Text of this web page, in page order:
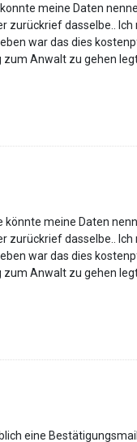
meine Daten
zurückrief dasselbe..
war das dies
zum Anwalt zu gehen
meine Daten
zurückrief dasselbe..
war das dies
zum Anwalt zu gehen
eine